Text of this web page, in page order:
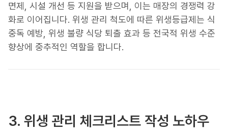
면제, 시설 개선 등 지원을 받으며, 이는 매장의 경쟁력 강
화로 이어집니다. 위생 관리 척도에 따른 위생등급제는 식
중독 예방, 위생 불량 식당 퇴출 효과 등 전국적 위생 수준
향상에 중추적인 역할을 합니다.
3. 위생 관리 체크리스트 작성 노하우